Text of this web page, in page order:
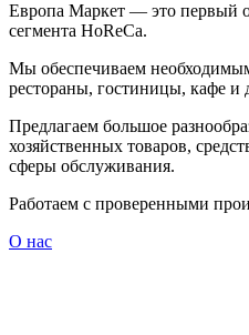
Европа Маркет — это первый
сегмента HoReCa.
Мы обеспечиваем
рестораны, гостиницы, кафе и
Предлагаем большое
хозяйственных товаров,
сферы обслуживания.
Работаем с проверенными
О нас